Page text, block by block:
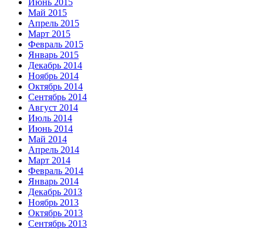
Май 2015
Апрель 2015
Март 2015
Февраль 2015
Январь 2015
Декабрь 2014
Ноябрь 2014
Октябрь 2014
Сентябрь 2014
Август 2014
Июль 2014
Июнь 2014
Май 2014
Апрель 2014
Март 2014
Февраль 2014
Январь 2014
Декабрь 2013
Ноябрь 2013
Октябрь 2013
Сентябрь 2013